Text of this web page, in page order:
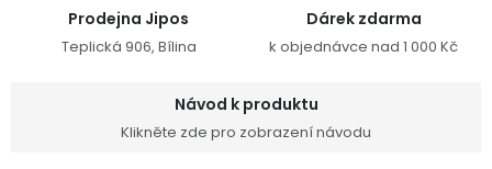
Prodejna Jipos
Teplická 906, Bílina
Dárek zdarma
k objednávce nad 1 000 Kč
Návod k produktu
Klikněte zde pro zobrazení návodu